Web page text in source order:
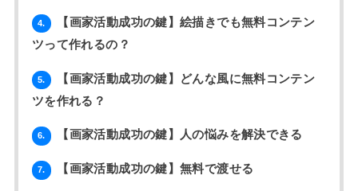
4.
【画家活動成功の鍵】絵描きでも無料コンテン
ツって作れるの？
5.
【画家活動成功の鍵】どんな風に無料コンテン
ツを作れる？
6. 【画家活動成功の鍵】人の悩みを解決できる
7. 【画家活動成功の鍵】無料で渡せる